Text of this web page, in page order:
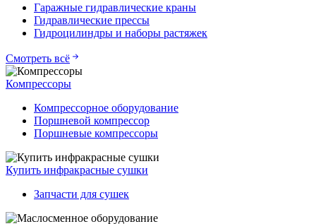
Гаражные гидравлические краны
Гидравлические прессы
Гидроцилиндры и наборы растяжек
Смотреть всё
Компрессоры
Компрессорное оборудование
Поршневой компрессор
Поршневые компрессоры
Купить инфракрасные сушки
Запчасти для сушек